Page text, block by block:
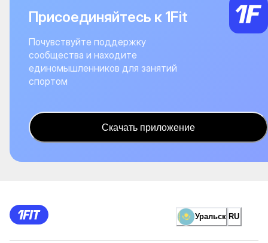
Присоединяйтесь к 1Fit
Почувствуйте поддержку
сообщества и находите
единомышленников для занятий
спортом
Скачать приложение
Уральск RU